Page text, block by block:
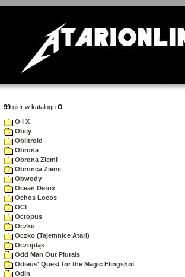
99 gier w katalogu O:
O i X
Obcy
Oblitroid
Obrona
Obrona Ziemi
Obronca Ziemi
Obwody
Ocean Detox
Ochos Locos
OCI
Octopus
Oczko
Oczko (Tajemnice Atari)
Oczopląs
Odd Man Out Plurals
Odieus' Quest for the Magic Flingshot
Odin